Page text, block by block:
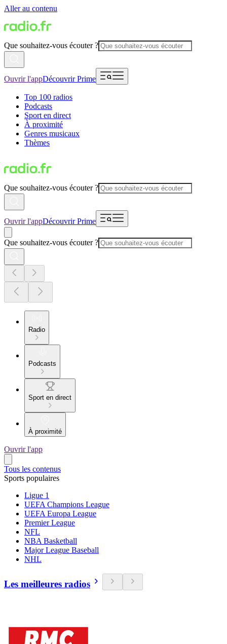
Aller au contenu
Que souhaitez-vous écouter ?
Ouvrir l'appDécouvrir Prime
Top 100 radios
Podcasts
Sport en direct
À proximité
Genres musicaux
Thèmes
Que souhaitez-vous écouter ?
Ouvrir l'appDécouvrir Prime
Que souhaitez-vous écouter ?
Radio
Podcasts
Sport en direct
À proximité
Ouvrir l'app
Tous les contenus
Sports populaires
Ligue 1
UEFA Champions League
UEFA Europa League
Premier League
NFL
NBA Basketball
Major League Baseball
NHL
Les meilleures radios